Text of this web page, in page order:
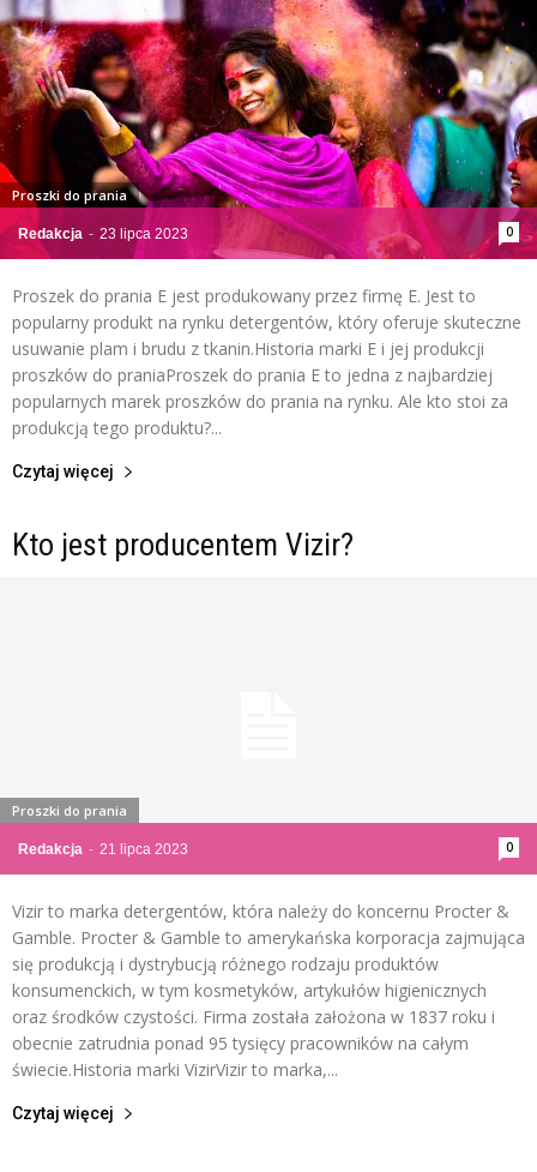
Redakcja - 23 lipca 2023 0
Proszki do prania
Proszek do prania E jest produkowany przez firmę E. Jest to
popularny produkt na rynku detergentów, który oferuje skuteczne
usuwanie plam i brudu z tkanin.Historia marki E i jej produkcji
proszków do praniaProszek do prania E to jedna z najbardziej
popularnych marek proszków do prania na rynku. Ale kto stoi za
produkcją tego produktu?...
Czytaj więcej
Kto jest producentem Vizir?
Redakcja - 21 lipca 2023 0
Proszki do prania
Vizir to marka detergentów, która należy do koncernu Procter &
Gamble. Procter & Gamble to amerykańska korporacja zajmująca
się produkcją i dystrybucją różnego rodzaju produktów
konsumenckich, w tym kosmetyków, artykułów higienicznych
oraz środków czystości. Firma została założona w 1837 roku i
obecnie zatrudnia ponad 95 tysięcy pracowników na całym
świecie.Historia marki VizirVizir to marka,...
Czytaj więcej